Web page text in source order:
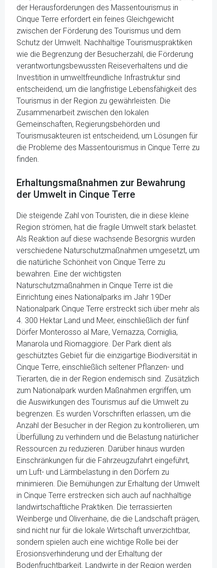
der Herausforderungen des Massentourismus in
Cinque Terre erfordert ein feines Gleichgewicht
zwischen der Förderung des Tourismus und dem
Schutz der Umwelt. Nachhaltige Tourismuspraktiken
wie die Begrenzung der Besucherzahl, die Förderung
verantwortungsbewussten Reiseverhaltens und die
Investition in umweltfreundliche Infrastruktur sind
entscheidend, um die langfristige Lebensfähigkeit des
Tourismus in der Region zu gewährleisten. Die
Zusammenarbeit zwischen den lokalen
Gemeinschaften, Regierungsbehörden und
Tourismusakteuren ist entscheidend, um Lösungen für
die Probleme des Massentourismus in Cinque Terre zu
finden.
Erhaltungsmaßnahmen zur Bewahrung
der Umwelt in Cinque Terre
Die steigende Zahl von Touristen, die in diese kleine
Region strömen, hat die fragile Umwelt stark belastet.
Als Reaktion auf diese wachsende Besorgnis wurden
verschiedene Naturschutzmaßnahmen umgesetzt, um
die natürliche Schönheit von Cinque Terre zu
bewahren. Eine der wichtigsten
Naturschutzmaßnahmen in Cinque Terre ist die
Einrichtung eines Nationalparks im Jahr 19Der
Nationalpark Cinque Terre erstreckt sich über mehr als
4. 300 Hektar Land und Meer, einschließlich der fünf
Dörfer Monterosso al Mare, Vernazza, Corniglia,
Manarola und Riomaggiore. Der Park dient als
geschütztes Gebiet für die einzigartige Biodiversität in
Cinque Terre, einschließlich seltener Pflanzen- und
Tierarten, die in der Region endemisch sind. Zusätzlich
zum Nationalpark wurden Maßnahmen ergriffen, um
die Auswirkungen des Tourismus auf die Umwelt zu
begrenzen. Es wurden Vorschriften erlassen, um die
Anzahl der Besucher in der Region zu kontrollieren, um
Überfüllung zu verhindern und die Belastung natürlicher
Ressourcen zu reduzieren. Darüber hinaus wurden
Einschränkungen für die Fahrzeugzufahrt eingeführt,
um Luft- und Lärmbelastung in den Dörfern zu
minimieren. Die Bemühungen zur Erhaltung der Umwelt
in Cinque Terre erstrecken sich auch auf nachhaltige
landwirtschaftliche Praktiken. Die terrassierten
Weinberge und Olivenhaine, die die Landschaft prägen,
sind nicht nur für die lokale Wirtschaft unverzichtbar,
sondern spielen auch eine wichtige Rolle bei der
Erosionsverhinderung und der Erhaltung der
Bodenfruchtbarkeit. Landwirte in der Region werden